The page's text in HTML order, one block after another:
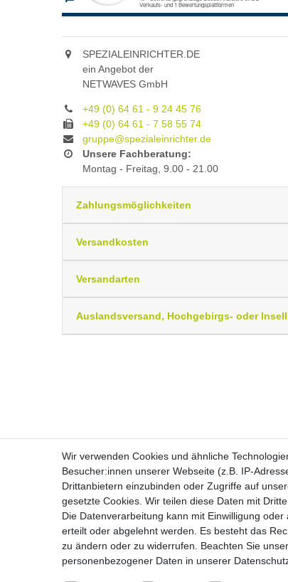
SPEZIALEINRICHTER.DE
ein Angebot der
NETWAVES GmbH
+49 (0) 64 61 - 9 24 45 76
+49 (0) 64 61 - 7 58 55 74
gruppe@spezialeinrichter.de
Unsere Fachberatung:
Montag - Freitag, 9.00 - 21.00
Zahlungsmöglichkeiten
Versandkosten
Versandarten
Auslandsversand, Hochgebirgs- oder
Wir verwenden Cookies und ähnliche
Besucher:innen unserer Webseite (z.B. IP-
Drittanbietern einzubinden oder Zugriffe auf
gesetzte Cookies. Wir teilen diese Daten mit
Die Datenverarbeitung kann mit Einwilligung
erteilt oder abgelehnt werden. Es besteht das
zu ändern oder zu widerrufen. Beachten Sie unser
personenbezogener Daten in unserer